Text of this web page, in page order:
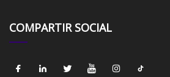
COMPARTIR SOCIAL